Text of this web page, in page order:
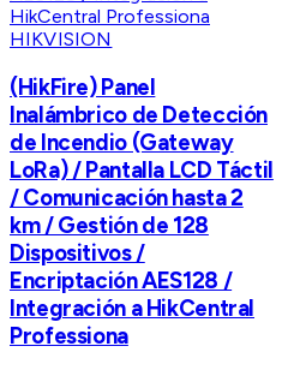
HIKVISION
(HikFire) Panel
Inalámbrico de Detección
de Incendio (Gateway
LoRa) / Pantalla LCD Táctil
/ Comunicación hasta 2
km / Gestión de 128
Dispositivos /
Encriptación AES128 /
Integración a HikCentral
Professiona